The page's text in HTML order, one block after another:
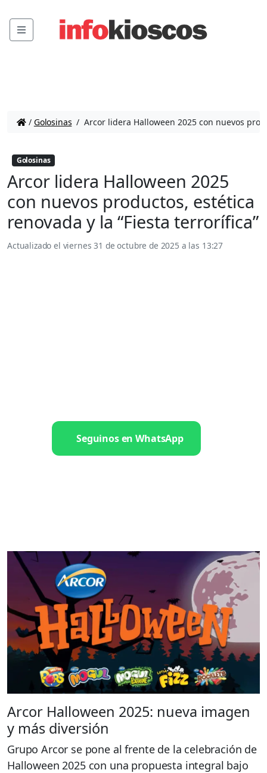
Menu
/ Golosinas / Arcor lidera Halloween 2025 con nuevos
Golosinas
Arcor lidera Halloween 2025
con nuevos productos, estética
renovada y la “Fiesta terrorífica”
Actualizado el viernes 31 de octubre de 2025 a las 13:27
Seguinos en WhatsApp
Arcor Halloween 2025: nueva imagen
y más diversión
Grupo Arcor se pone al frente de la celebración de
Halloween 2025 con una propuesta integral bajo